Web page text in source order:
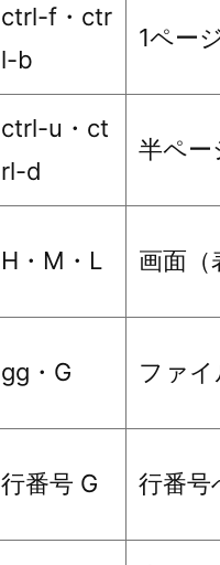
ctrl-f・ctr
l-b
1ペー
ctrl-u・ct
rl-d
半ペー
H・M・L 画面（
gg・G ファ
行番号 G 行番号